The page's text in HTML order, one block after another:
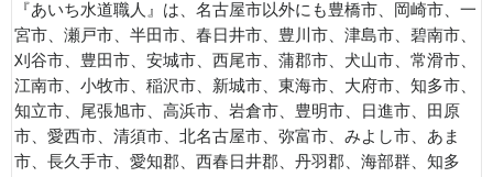
『あいち水道職人』は、名古屋市以外にも豊橋市、岡崎市、一
宮市、瀬戸市、半田市、春日井市、豊川市、津島市、碧南市、
刈谷市、豊田市、安城市、西尾市、蒲郡市、犬山市、常滑市、
江南市、小牧市、稲沢市、新城市、東海市、大府市、知多市、
知立市、尾張旭市、高浜市、岩倉市、豊明市、日進市、田原
市、愛西市、清須市、北名古屋市、弥富市、みよし市、あま
市、長久手市、愛知郡、西春日井郡、丹羽郡、海部群、知多